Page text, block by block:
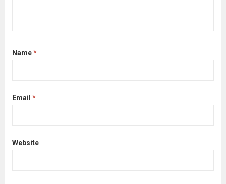
Name*
Email *
Website